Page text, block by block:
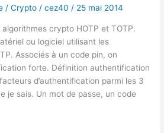
/Crypto /cez40 / 25 mai 2014
crypto HOTP et TOTP.
ou logiciel utilisant les
Associés à un code pin, on
forte. Définition authentification
d’authentification parmi les 3
je sais. Un mot de passe, un code